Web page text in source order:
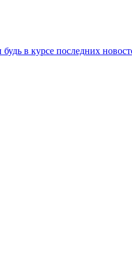
в курсе последних